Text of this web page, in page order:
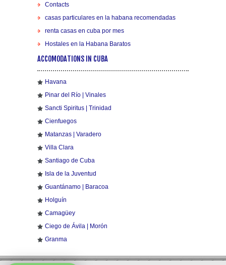
Contacts
casas particulares en la habana recomendadas
renta casas en cuba por mes
Hostales en la Habana Baratos
ACCOMODATIONS IN CUBA
Havana
Pinar del Río | Vinales
Sancti Spiritus | Trinidad
Cienfuegos
Matanzas | Varadero
Villa Clara
Santiago de Cuba
Isla de la Juventud
Guantánamo | Baracoa
Holguín
Camagüey
Ciego de Ávila | Morón
Granma